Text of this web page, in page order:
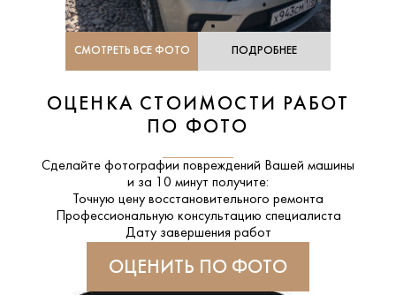
СМОТРЕТЬ ВСЕ ФОТО ПОДРОБНЕЕ
ОЦЕНКА СТОИМОСТИ РАБОТ
ПО ФОТО
Сделайте фотографии повреждений Вашей машины
и за
10 минут получите:
Точную цену восстановительного ремонта
Профессиональную консультацию специалиста
Дату завершения работ
ОЦЕНИТЬ ПО ФОТО